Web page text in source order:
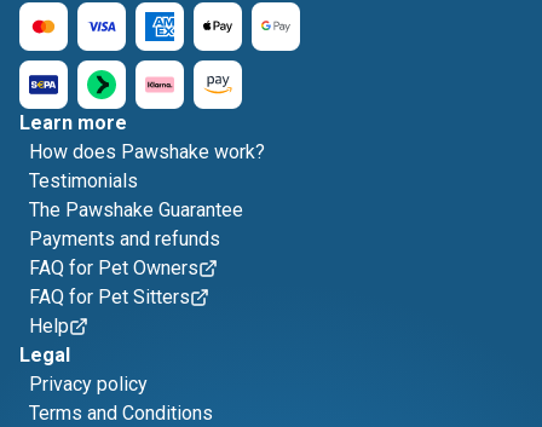
Learn more
How does Pawshake work?
Testimonials
The Pawshake Guarantee
Payments and refunds
FAQ for Pet Owners
FAQ for Pet Sitters
Help
Legal
Privacy policy
Terms and Conditions